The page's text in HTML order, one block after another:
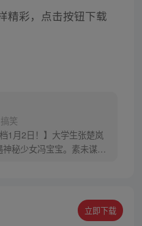
精彩，点击按钮下载
笑
1月2日！】大学生张楚岚
秘少女冯宝宝。素未谋面
被彻底颠覆，与冯宝宝一
。
立即下载